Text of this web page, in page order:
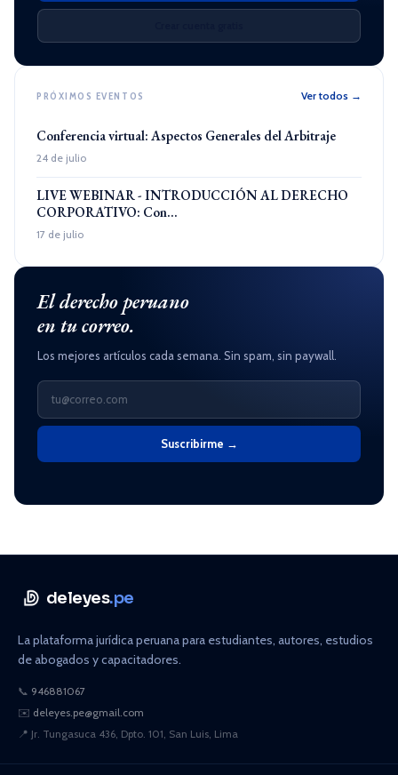
PRÓXIMOS EVENTOS Ver todos →
Conferencia virtual: Aspectos Generales del Arbitraje
24 de julio
LIVE WEBINAR - INTRODUCCIÓN AL DERECHO
CORPORATIVO: Con...
17 de julio
El derecho peruano
en tu correo.
Los mejores artículos cada semana. Sin spam, sin paywall.
Suscribirme →
deleyes.pe
La plataforma jurídica peruana para estudiantes, autores, estudios
de abogados y capacitadores.
📞 946881067
✉️ deleyes.pe@gmail.com
📍 Jr. Tungasuca 436, Dpto. 101, San Luis, Lima